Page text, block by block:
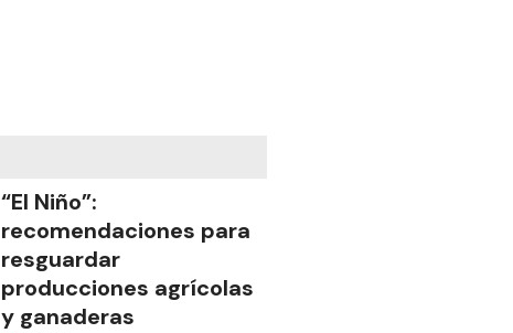
“El Niño”:
recomendaciones para
resguardar
producciones agrícolas
y ganaderas